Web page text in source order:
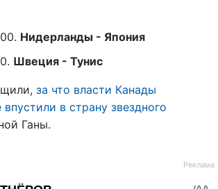
Нидерланды - Япония
Швеция - Тунис
за что власти Канады
в страну звездного
Ганы.